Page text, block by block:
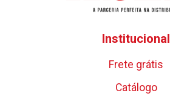
Institucional
Frete grátis
Catálogo